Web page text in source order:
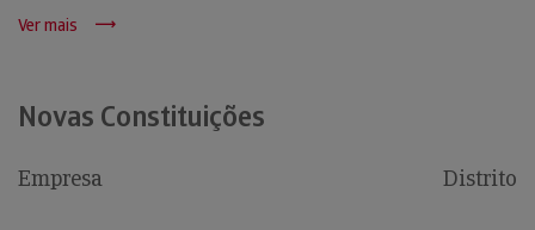
Ver mais
Novas Constituições
Empresa Distrito